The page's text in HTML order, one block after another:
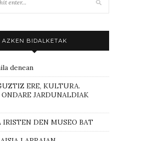
AZKEN BIDALKETAK
denean
ERE, KULTURA.
JARDUNALDIAK
IRISTEN DEN MUSEO BAT